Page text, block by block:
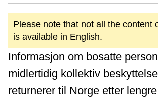
Please note that not all the content
is available in English.
Informasjon om bosatte
midlertidig kollektiv
returnerer til Norge etter